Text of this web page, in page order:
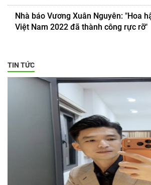
Nhà báo Vương Xuân Nguyên: "Hoa
Việt Nam 2022 đã thành công rực rỡ"
TIN TỨC